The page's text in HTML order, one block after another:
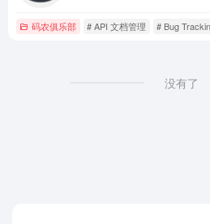
码农俱乐部 # API 文档管理 # Bug
没有了